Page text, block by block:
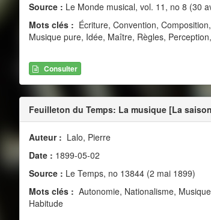
Source : Le Monde musical, vol. 11, no 8 (30
Mots clés : Écriture, Convention,
Musique pure, Idée, Maître, Règles,
Consulter
Feuilleton du Temps: La musique [La
Auteur : Lalo, Pierre
Date : 1899-05-02
Source : Le Temps, no 13844 (2 mai 1899)
Mots clés : Autonomie, Nationalisme,
Habitude